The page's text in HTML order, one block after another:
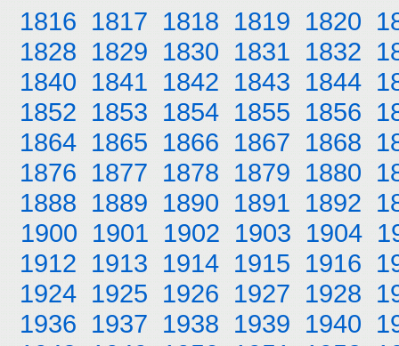
1816 1817 1818 1819 1820
1828 1829 1830 1831 1832
1840 1841 1842 1843 1844
1852 1853 1854 1855 1856
1864 1865 1866 1867 1868
1876 1877 1878 1879 1880
1888 1889 1890 1891 1892
1900 1901 1902 1903 1904
1912 1913 1914 1915 1916
1924 1925 1926 1927 1928
1936 1937 1938 1939 1940